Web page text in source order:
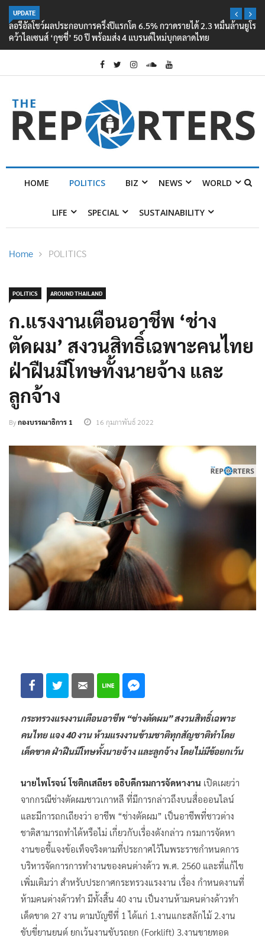
UPDATE
ลอรีอัลโชว์ผลประกอบการครึ่งปีแรกโต 6.5% กวาดรายได้ 2.3 หมื่นล้านยูโร
คว้าไลเซนส์ ‘กุชชี่’ 50 ปี พร้อมส่ง 4 แบรนด์ใหม่บุกตลาดไทย
HOME POLITICS BIZ NEWS WORLD
LIFE SPECIAL SUSTAINABILITY
Home POLITICS
POLITICS AROUND THAILAND
ก.แรงงานเตือนอาชีพ ‘ช่าง
ตัดผม’ สงวนสิทธิ์เฉพาะคนไทย
ฝ่าฝืนมีโทษทั้งนายจ้าง และ
ลูกจ้าง
Byกองบรรณาธิการ 1 16 กุมภาพันธ์ 2022
กระทรวงแรงงานเตือนอาชีพ “ช่างตัดผม” สงวนสิทธิ์เฉพาะ
คนไทย แจง 40 งาน ห้ามแรงงานข้ามชาติทุกสัญชาติทำโดย
เด็ดขาด ฝ่าฝืนมีโทษทั้งนายจ้าง และลูกจ้าง โดยไม่มีข้อยกเว้น
นายไพโรจน์ โชติกเสถียร อธิบดีกรมการจัดหางาน เปิดเผยว่า
จากกรณีช่างตัดผมชาวเกาหลี ที่มีการกล่าวถึงบนสื่อออนไลน์
และมีการถกเถียงว่า อาชีพ “ช่างตัดผม” เป็นอาชีพที่ชาวต่าง
ชาติสามารถทำได้หรือไม่ เกี่ยวกับเรื่องดังกล่าว กรมการจัดหา
งานขอชี้แจงข้อเท็จจริงตามที่ประกาศไว้ในพระราชกำหนดการ
บริหารจัดการการทำงานของคนต่างด้าว พ.ศ. 2560 และที่แก้ไข
เพิ่มเติมว่า สำหรับประกาศกระทรวงแรงงาน เรื่อง กำหนดงานที่
ห้ามคนต่างด้าวทำ มีทั้งสิ้น 40 งาน เป็นงานห้ามคนต่างด้าวทำ
เด็ดขาด 27 งาน ตามบัญชีที่ 1 ได้แก่ 1.งานแกะสลักไม้ 2.งาน
ขับขี่ยานยนต์ ยกเว้นงานขับรถยก (Forklift) 3.งานขายทอด